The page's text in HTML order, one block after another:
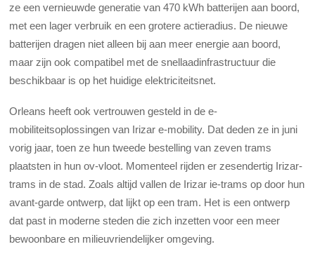
ze een vernieuwde generatie van 470 kWh batterijen aan boord,
met een lager verbruik en een grotere actieradius. De nieuwe
batterijen dragen niet alleen bij aan meer energie aan boord,
maar zijn ook compatibel met de snellaadinfrastructuur die
beschikbaar is op het huidige elektriciteitsnet.
Orleans heeft ook vertrouwen gesteld in de e-
mobiliteitsoplossingen van Irizar e-mobility. Dat deden ze in juni
vorig jaar, toen ze hun tweede bestelling van zeven trams
plaatsten in hun ov-vloot. Momenteel rijden er zesendertig Irizar-
trams in de stad. Zoals altijd vallen de Irizar ie-trams op door hun
avant-garde ontwerp, dat lijkt op een tram. Het is een ontwerp
dat past in moderne steden die zich inzetten voor een meer
bewoonbare en milieuvriendelijker omgeving.